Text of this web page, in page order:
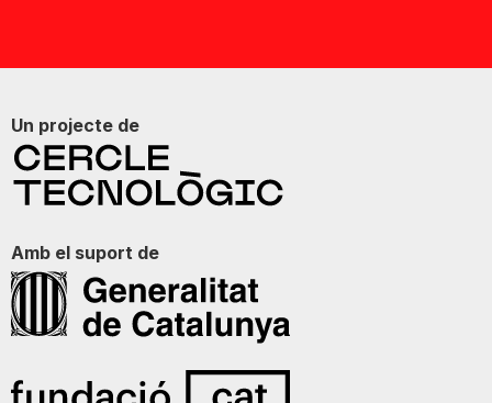
Un projecte de
Amb el suport de